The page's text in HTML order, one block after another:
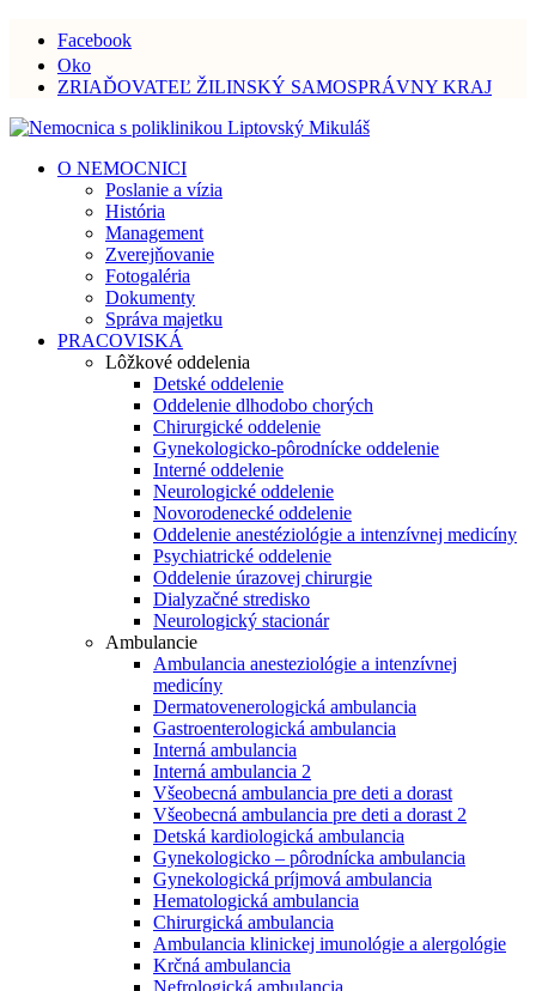
Facebook
Oko
ZRIAĎOVATEĽ ŽILINSKÝ SAMOSPRÁVNY KRAJ
O NEMOCNICI
Poslanie a vízia
História
Management
Zverejňovanie
Fotogaléria
Dokumenty
Správa majetku
PRACOVISKÁ
Lôžkové oddelenia
Detské oddelenie
Oddelenie dlhodobo chorých
Chirurgické oddelenie
Gynekologicko-pôrodnícke oddelenie
Interné oddelenie
Neurologické oddelenie
Novorodenecké oddelenie
Oddelenie anestéziológie a intenzívnej medicíny
Psychiatrické oddelenie
Oddelenie úrazovej chirurgie
Dialyzačné stredisko
Neurologický stacionár
Ambulancie
Ambulancia anesteziológie a intenzívnej
medicíny
Dermatovenerologická ambulancia
Gastroenterologická ambulancia
Interná ambulancia
Interná ambulancia 2
Všeobecná ambulancia pre deti a dorast
Všeobecná ambulancia pre deti a dorast 2
Detská kardiologická ambulancia
Gynekologicko – pôrodnícka ambulancia
Gynekologická príjmová ambulancia
Hematologická ambulancia
Chirurgická ambulancia
Ambulancia klinickej imunológie a alergológie
Krčná ambulancia
Nefrologická ambulancia